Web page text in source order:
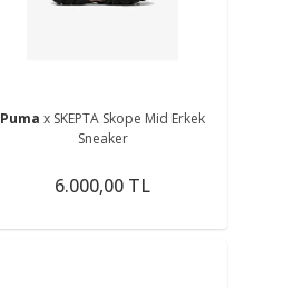
Pumax SKEPTA Skope Mid Erkek
Sneaker
6.000,00 TL